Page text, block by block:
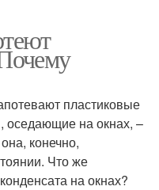
пластиковые
оседающие на окнах, –
конечно,
Что же
на окнах?